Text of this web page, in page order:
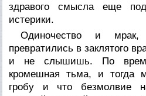
здравого смысла еще
истерики.
Одиночество и мрак,
превратились в заклятого
и не слышишь. По
кромешная тьма, и тогда
гробу и что безмолвие